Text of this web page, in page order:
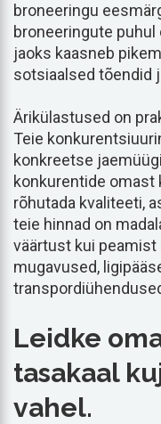
broneeringu
broneeringute
jaoks kaasneb
sotsiaalsed tõendid
Ärikülastused on
Teie
konkreetse
konkurentide omast
rõhutada kvaliteeti,
teie hinnad on
väärtust kui
mugavused,
Leidke
tasakaal
vahel.